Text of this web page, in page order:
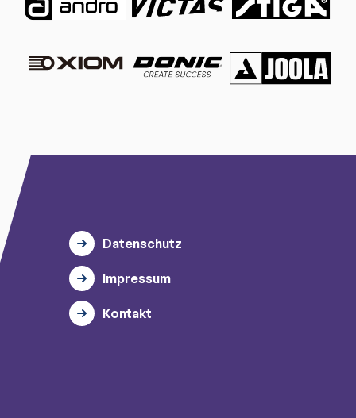
Datenschutz
Impressum
Kontakt